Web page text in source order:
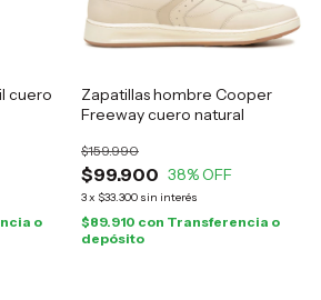
cuero
o
Zapatillas hombre Cooper
Freeway cuero natural
$99.900
$159.990
38% OFF
3x $33.300 sin interés
$89.910 con Transferencia o
depósito